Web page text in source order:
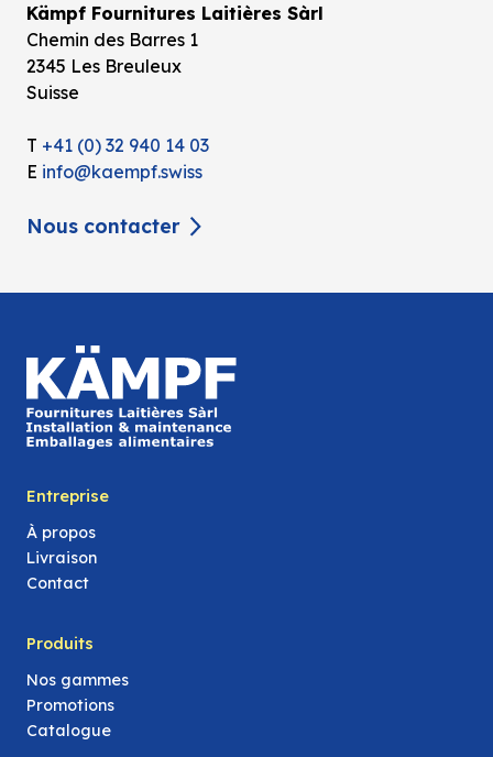
Kämpf Fournitures Laitières Sàrl
Chemin des Barres 1
2345 Les Breuleux
Suisse
T +41 (0) 32 940 14 03
E info@kaempf.swiss
Nous contacter
Entreprise
À propos
Livraison
Contact
Produits
Nos gammes
Promotions
Catalogue